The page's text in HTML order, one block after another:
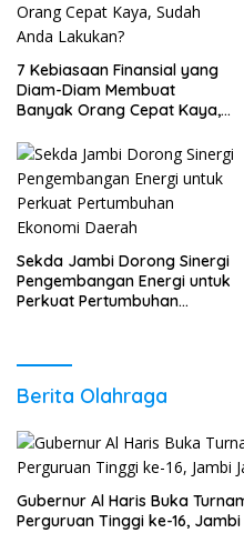
7 Kebiasaan Finansial yang
Diam-Diam Membuat
Banyak Orang Cepat Kaya,
Sekda Jambi Dorong Sinergi
Pengembangan Energi untuk
Perkuat Pertumbuhan
Berita Olahraga
Gubernur Al Haris Buka
Perguruan Tinggi ke-16,